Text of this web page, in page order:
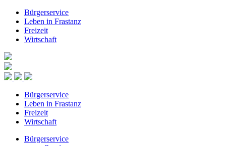
Bürgerservice
Leben in Frastanz
Freizeit
Wirtschaft
Bürgerservice
Leben in Frastanz
Freizeit
Wirtschaft
Bürgerservice